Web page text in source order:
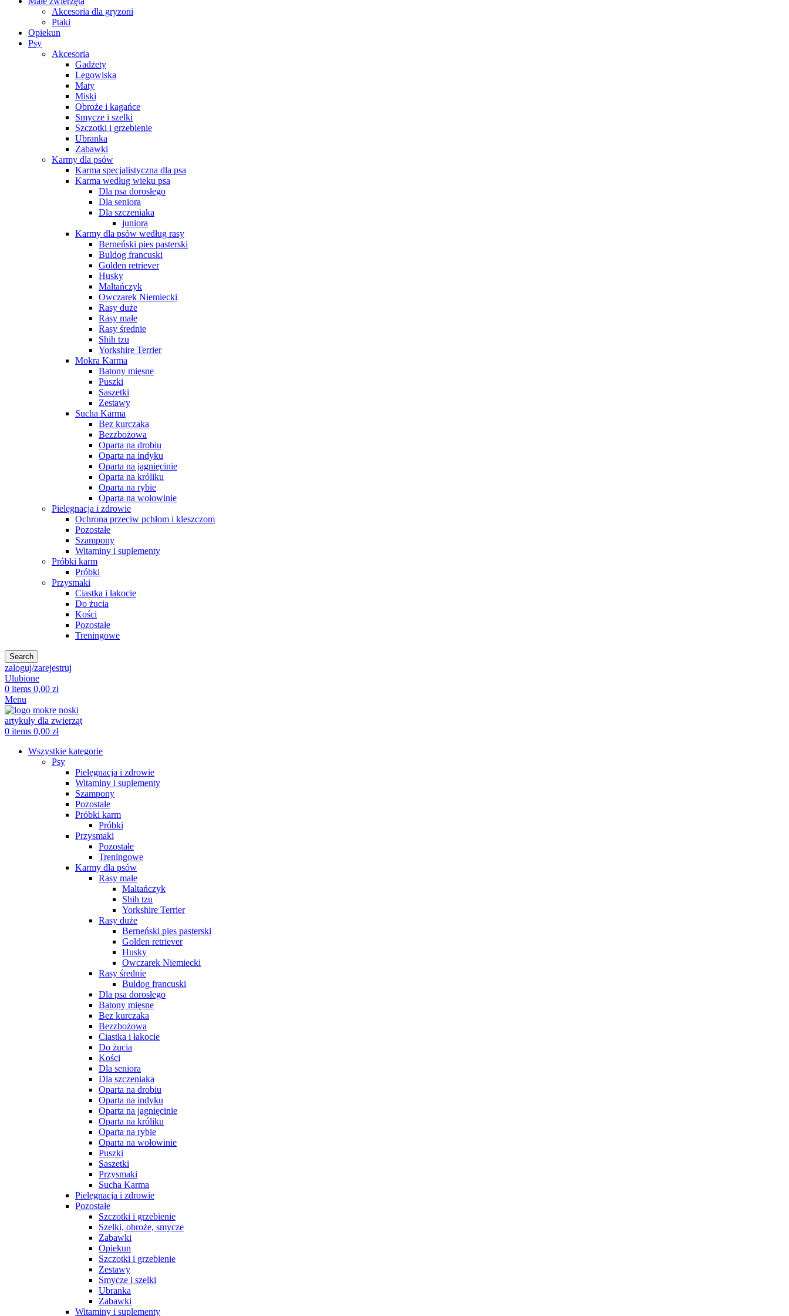
Akcesoria dla gryzoni
Ptaki
Opiekun
Psy
Akcesoria
Gadżety
Legowiska
Maty
Miski
Obroże i kagańce
Smycze i szelki
Szczotki i grzebienie
Ubranka
Zabawki
Karmy dla psów
Karma specjalistyczna dla psa
Karma według wieku psa
Dla psa dorosłego
Dla seniora
Dla szczeniaka
juniora
Karmy dla psów według rasy
Berneński pies pasterski
Buldog francuski
Golden retriever
Husky
Maltańczyk
Owczarek Niemiecki
Rasy duże
Rasy małe
Rasy średnie
Shih tzu
Yorkshire Terrier
Mokra Karma
Batony mięsne
Puszki
Saszetki
Zestawy
Sucha Karma
Bez kurczaka
Bezzbożowa
Oparta na drobiu
Oparta na indyku
Oparta na jagnięcinie
Oparta na króliku
Oparta na rybie
Oparta na wołowinie
Pielęgnacja i zdrowie
Ochrona przeciw pchłom i kleszczom
Pozostałe
Szampony
Witaminy i suplementy
Próbki karm
Próbki
Przysmaki
Ciastka i łakocie
Do żucia
Kości
Pozostałe
Treningowe
Search
zaloguj/zarejestruj
Ulubione
0 items 0,00 zł
Menu
0 items 0,00 zł
Wszystkie kategorie
Psy
Pielęgnacja i zdrowie
Witaminy i suplementy
Szampony
Pozostałe
Próbki karm
Próbki
Przysmaki
Pozostałe
Treningowe
Karmy dla psów
Rasy małe
Maltańczyk
Shih tzu
Yorkshire Terrier
Rasy duże
Berneński pies pasterski
Golden retriever
Husky
Owczarek Niemiecki
Rasy średnie
Buldog francuski
Dla psa dorosłego
Batony mięsne
Bez kurczaka
Bezzbożowa
Ciastka i łakocie
Do żucia
Kości
Dla seniora
Dla szczeniaka
Oparta na drobiu
Oparta na indyku
Oparta na jagnięcinie
Oparta na króliku
Oparta na rybie
Oparta na wołowinie
Puszki
Saszetki
Przysmaki
Sucha Karma
Pielęgnacja i zdrowie
Pozostałe
Szczotki i grzebienie
Szelki, obroże, smycze
Zabawki
Opiekun
Szczotki i grzebienie
Zestawy
Smycze i szelki
Ubranka
Zabawki
Witaminy i suplementy